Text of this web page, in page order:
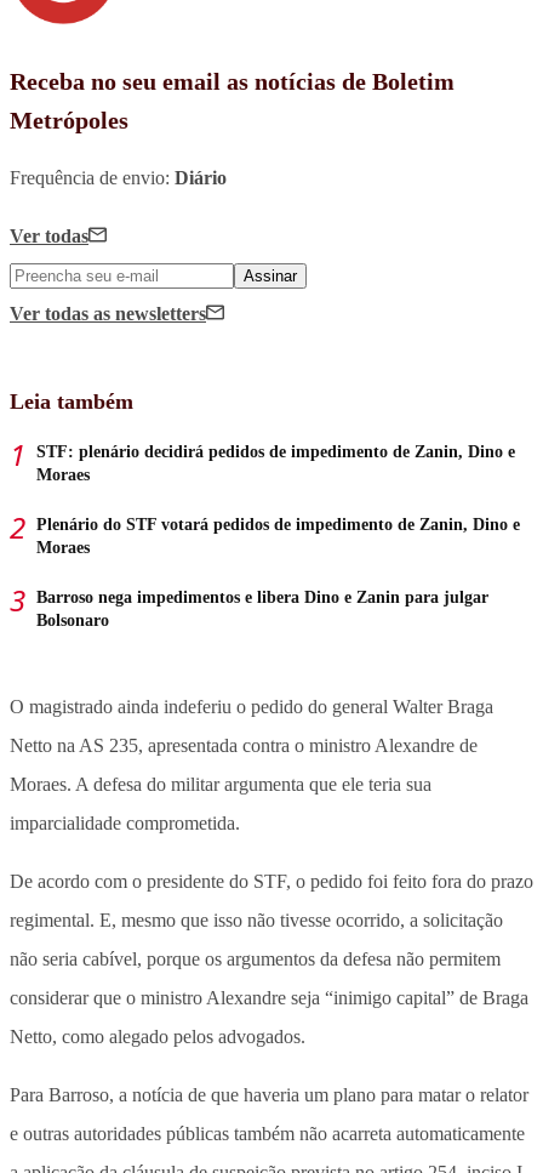
Receba no seu email as notícias de Boletim
Metrópoles
Frequência de envio: Diário
Ver todas
Assinar
Ver todas as newsletters
Leia também
STF: plenário decidirá pedidos de impedimento de Zanin, Dino e
Moraes
Plenário do STF votará pedidos de impedimento de Zanin, Dino e
Moraes
Barroso nega impedimentos e libera Dino e Zanin para julgar
Bolsonaro
O magistrado ainda indeferiu o pedido do general Walter Braga
Netto na AS 235, apresentada contra o ministro Alexandre de
Moraes. A defesa do militar argumenta que ele teria sua
imparcialidade comprometida.
De acordo com o presidente do STF, o pedido foi feito fora do prazo
regimental. E, mesmo que isso não tivesse ocorrido, a solicitação
não seria cabível, porque os argumentos da defesa não permitem
considerar que o ministro Alexandre seja “inimigo capital” de Braga
Netto, como alegado pelos advogados.
Para Barroso, a notícia de que haveria um plano para matar o relator
e outras autoridades públicas também não acarreta automaticamente